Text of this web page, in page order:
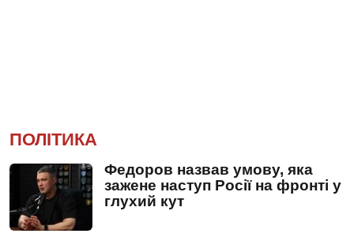
ПОЛІТИКА
Федоров назвав умову, яка
зажене наступ Росії на фронті у
глухий кут